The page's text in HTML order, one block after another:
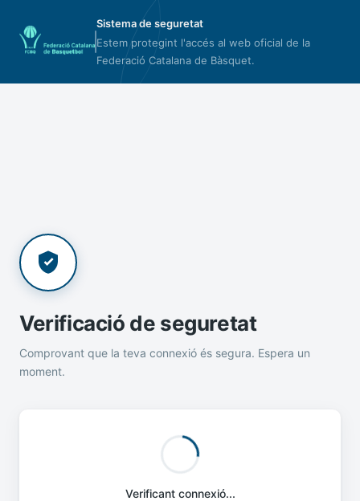
Sistema de seguretat
Estem protegint l'accés al web oficial de la
Federació Catalana de Bàsquet.
Verificació de seguretat
Comprovant que la teva connexió és segura. Espera un
moment.
Verificant connexió...